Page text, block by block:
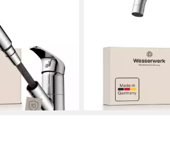
90°
bei dir
Küche,
schwenkbar, Cold-
186,99 €
UVP219,00
lieferbar - in 3-4